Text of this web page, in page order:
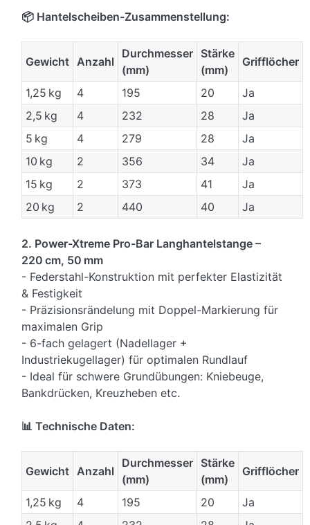
📦 Hantelscheiben-Zusammenstellung:
Gewicht Anzahl
Durchmesser
(mm)
Stärke
(mm)
Grifflöcher
1,25 kg 4 195 20
Ja
2,5 kg
4 232 28
Ja
5 kg
4 279 28
Ja
10 kg
2 356 34
Ja
15 kg
2 373 41
Ja
20 kg
2 440 40 Ja
2. Power-Xtreme Pro-Bar Langhantelstange –
220 cm, 50 mm
- Federstahl-Konstruktion mit perfekter Elastizität
& Festigkeit
- Präzisionsrändelung mit Doppel-Markierung für
maximalen Grip
- 6-fach gelagert (Nadellager +
Industriekugellager) für optimalen Rundlauf
- Ideal für schwere Grundübungen: Kniebeuge,
Bankdrücken, Kreuzheben etc.
📊 Technische Daten:
Gewicht Anzahl
Durchmesser
(mm)
Stärke
(mm)
Grifflöcher
1,25 kg 4 195 20
Ja